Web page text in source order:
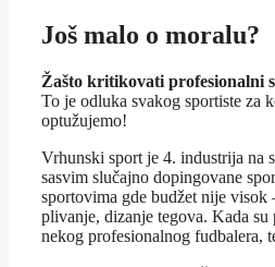
Još malo o moralu?
Žašto kritikovati profesionalni
To je odluka svakog sportiste za
optužujemo!
Vrhunski sport je 4. industrija na
sasvim slučajno dopingovane
sportovima gde budžet nije visok
plivanje, dizanje tegova. Kada
nekog profesionalnog fudbalera,